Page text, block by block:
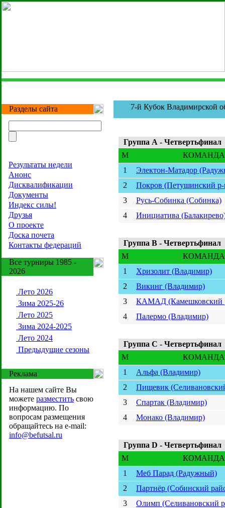
Разделы сайта
Результаты недели
Анонс
Дисквалификации
Документы
Индекс силы!
Друзья
О проекте
Доска почета
Контакты федераций
Все турниры 1985 -
2026
Лето 2026
Зима 2025-26
Лето 2025
Зима 2024-2025
Лето 2024
Предыдущие сезоны
Реклама
На нашем сайте Вы
можете разместить свою
информацию. По
вопросам размещения
обращайтесь на e-mail:
info@befutsal.ru
7-й Кубок Владимирской
Группа А - Четвертьфинал
M
КОМАНДА
1
Электон-Матадор
2
Покров (Петушинский
3
Русь-Собинка (Собинка)
4
Инициатива
Группа B - Четвертьфинал
M
КОМАНДА
1
Хризолит (Владимир)
2
Викинг (Владимир)
3
КАМАД (Камешковский
4
Палермо (Владимир)
Группа C - Четвертьфинал
M
КОМАНДА
1
Альфа (Владимир)
2
Пищевик
3
Спартак (Владимир)
4
Монако (Владимир)
Группа D - Четвертьфинал
M
КОМАНДА
1
Меб Парад (Радужный)
2
Партнёр (Собинский
3
Олимп (Селивановский